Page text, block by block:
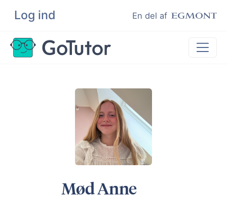
Log ind En del af
Søg
Lektiehjælp
Eksamenshjælp
Hjælp til ordblinde
Kundeudtalelser
Undervisere
Mød Anne